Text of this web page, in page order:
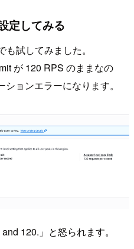
定してみる
も試してみました。
が 120 RPS のままなの
ョンエラーになります。
120.」と怒られます。